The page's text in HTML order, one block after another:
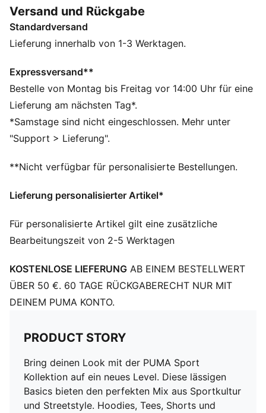
stylishes Update.
FEATURES + VORTEILE
FEUCHTIGKEITSREGULIERUNG: Technische dryCELL
trockenes und komfortables Tragegefühl
Hergestellt aus mindestens 90 % recycelten
Materialien.
DETAILS
Passform: Relaxed
Hauptmaterial: Piqué
Kurze Ärmel
Versand und Rückgabe
Standardversand
Lieferung innerhalb von 1-3 Werktagen.
Expressversand**
Bestelle von Montag bis Freitag vor 14:00 Uhr für eine
Lieferung am nächsten Tag*.
*Samstage sind nicht eingeschlossen. Mehr unter
"Support > Lieferung".
**Nicht verfügbar für personalisierte Bestellungen.
Lieferung personalisierter Artikel*
Für personalisierte Artikel gilt eine zusätzliche
Bearbeitungszeit von 2-5 Werktagen
KOSTENLOSE LIEFERUNG AB EINEM BESTELLWERT
ÜBER 50 €. 60 TAGE RÜCKGABERECHT NUR MIT
DEINEM PUMA KONTO.
PRODUCT STORY
Bring deinen Look mit der PUMA Sport
Kollektion auf ein neues Level. Diese lässigen
Basics bieten den perfekten Mix aus Sportkultur
und Streetstyle. Hoodies, Tees, Shorts und